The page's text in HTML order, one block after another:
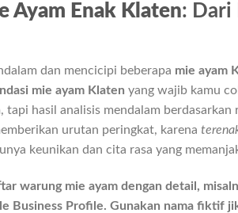
Ayam Enak Klaten: Dari
dan mencicipi beberapa mie ayam
mie ayam Klaten yang wajib kamu
tapi hasil analisis mendalam berdasarkan
urutan peringkat, karena
keunikan dan cita rasa yang
warung mie ayam dengan detail,
Business Profile. Gunakan nama fiktif